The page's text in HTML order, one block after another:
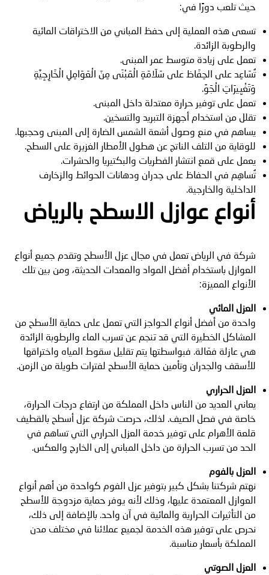
حيث تلعب دورًا في:
تسعى هذه العملية إلى حفظ المباني من الاختراقات المائية
والرطوبة الزائدة.
تعمل على زيادة متوسط عمر المبنى.
تُسَاعِد على الحِفَاظ على سَلَامَةِ الْمَبْنَى مِنَ الْعَوَامِلِ الْخَارِجِيَّةِ
وَتَغْيِيرَاتِ الْجَوِّ.
تعمل على توفير حرارة معتدلة داخل المبنى.
تقلل من استخدام أجهزة التبريد والتسخين.
يساهم في منع وصول أشعة الشمس الضارة إلى المبنى وحجبها.
للوقاية من التلف الناتج عن هطول الأمطار الغزيرة على السطح.
يعمل على قمع انتشار الفطريات والبكتيريا والحشرات.
تُساهِم في الحفاظ على جدران ودهانات الحوائط والزخارف
الداخلية والخارجية.
أنواع عوازل الاسطح بالرياض
شركة في الرياض تعمل في مجال عزل الأسطح وتقدم جميع أنواع
العوازل باستخدام أفضل المواد والمعدات الحديثة، ومن بين تلك
الأنواع المميزة:
العزل المائي
واحدة من أفضل أنواع الحواجز التي تعمل على حماية الأسطح من
المشاكل الخطيرة التي قد تنجم عن تسرب الماء والرطوبة الزائدة
هي عازلة فعّالة. فبواسطتها يتم تقليل سقوط المياه واختراقها
للأسقف والجدران وتأمين حماية الأسطح لفترات طويلة من الزمن.
العزل الحراري
يعاني العديد من الناس داخل المملكة من ارتفاع درجات الحرارة،
خاصة في فصل الصيف. لذلك، حرصت شركة عزل أسطح بالقطيف
قلعة الأهرام على توفير خدمة العزل الحراري التي تساهم في
الحد من تسرب الحرارة من داخل المباني إلى الخارج والعكس.
العزل بالفوم
نهتم شركتنا بشكل كبير بتوفير عزل الفوم كواحدة من أهم أنواع
العوازل المعتمدة عليها، وذلك لأنه يوفر حماية مزدوجة للأسطح
من التأثيرات الحرارية والمائية في آن واحد. بالإضافة إلى ذلك،
نحرص على توفير هذه الخدمة لجميع عملائنا في مختلف مدن
المملكة بأسعار مناسبة.
العزل الصوتي